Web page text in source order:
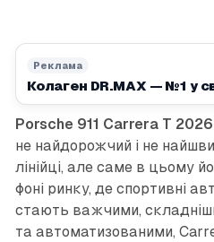
Реклама
Колаген DR.MAX — №1 у
Porsche 911 Carrera T 2026
не найдорожчий і не
лінійці, але саме в цьому
фоні ринку, де спортивні
стають важчими,
та автоматизованими,